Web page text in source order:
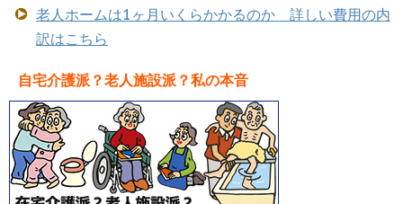
老人ホームは1ヶ月いくらかかるのか 詳しい費用の内
訳はこちら
自宅介護派？老人施設派？私の本音